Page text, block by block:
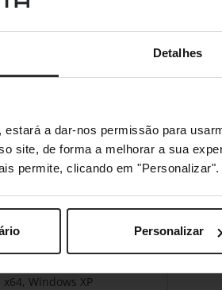
Detalhes
a dar-nos permissão para
site, de forma a melhorar a sua
permite, clicando em "Personalizar".
Personalizar
Home Basic, Windows 7
x64, Windows 7
x64, Windows 7
8, Windows 8
x64, Windows 8
8 x64, Windows
Windows Vista Enterprise
Windows Vista
Vista Home Premium,
x64, Windows Vista
Windows XP